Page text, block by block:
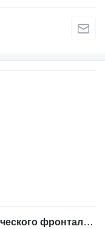
Блок управления для телескопического фронтального погрузчика John Deere 3800